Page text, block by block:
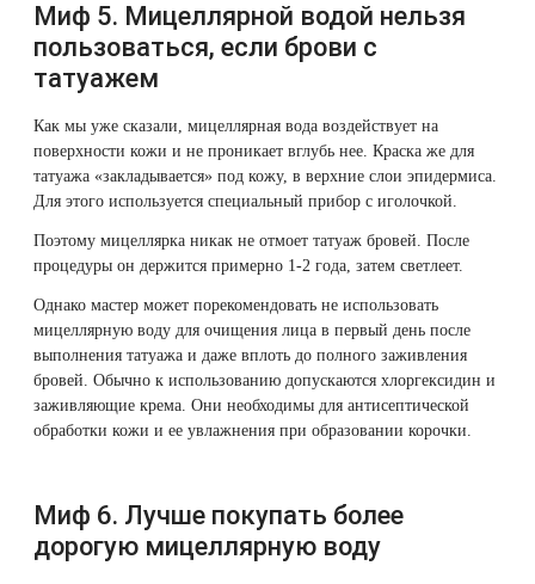
Миф 5. Мицеллярной водой нельзя
пользоваться, если брови с
татуажем
Как мы уже сказали, мицеллярная вода воздействует на
поверхности кожи и не проникает вглубь нее. Краска же для
татуажа «закладывается» под кожу, в верхние слои эпидермиса.
Для этого используется специальный прибор с иголочкой.
Поэтому мицеллярка никак не отмоет татуаж бровей. После
процедуры он держится примерно 1-2 года, затем светлеет.
Однако мастер может порекомендовать не использовать
мицеллярную воду для очищения лица в первый день после
выполнения татуажа и даже вплоть до полного заживления
бровей. Обычно к использованию допускаются хлоргексидин и
заживляющие крема. Они необходимы для антисептической
обработки кожи и ее увлажнения при образовании корочки.
Миф 6. Лучше покупать более
дорогую мицеллярную воду